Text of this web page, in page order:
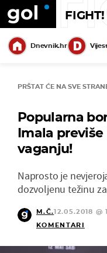
FIGHT!
Dnevnik.hr
PRŠTAT ĆE NA SVE
Popularna
Imala
vaganju!
Naprosto je
dozvoljenu težinu
M.Č.12.05.2018 @
KOMENTARI